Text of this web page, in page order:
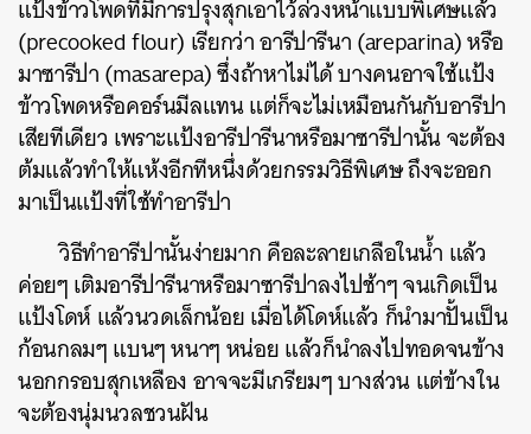
แป้งข้าวโพดที่มีการปรุงสุกเอาไว้ล่วงหน้าแบบพิเศษแล้ว
(precooked flour) เรียกว่า อารีปารีนา (areparina) หรือ
มาซารีปา (masarepa) ซึ่งถ้าหาไม่ได้ บางคนอาจใช้แป้ง
ข้าวโพดหรือคอร์นมีลแทน แต่ก็จะไม่เหมือนกันกับอารีปา
เสียทีเดียว เพราะแป้งอารีปารีนาหรือมาซารีปานั้น จะต้อง
ต้มแล้วทำให้แห้งอีกทีหนึ่งด้วยกรรมวิธีพิเศษ ถึงจะออก
มาเป็นแป้งที่ใช้ทำอารีปา
วิธีทำอารีปานั้นง่ายมาก คือละลายเกลือในน้ำ แล้ว
ค่อยๆ เติมอารีปารีนาหรือมาซารีปาลงไปช้าๆ จนเกิดเป็น
แป้งโดห์ แล้วนวดเล็กน้อย เมื่อได้โดห์แล้ว ก็นำมาปั้นเป็น
ก้อนกลมๆ แบนๆ หนาๆ หน่อย แล้วก็นำลงไปทอดจนข้าง
นอกกรอบสุกเหลือง อาจจะมีเกรียมๆ บางส่วน แต่ข้างใน
จะต้องนุ่มนวลชวนฝัน